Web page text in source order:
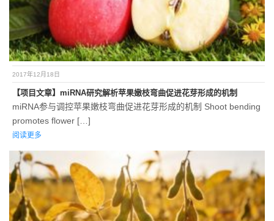
2017年12月18日
【项目文章】miRNA研究解析苹果嫩枝弯曲促进花芽形成的机制
miRNA参与调控苹果嫩枝弯曲促进花芽形成的机制 Shoot bending
promotes flower […]
阅读更多